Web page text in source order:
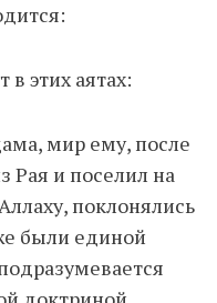
этих аятах:
мир ему, после
Рая и поселил на
поклонялись
были единой